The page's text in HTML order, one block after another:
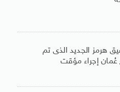
هرمز الجديد الذى تم
عُمان إجراء مؤقت